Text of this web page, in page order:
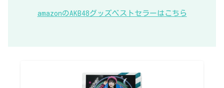
amazonのAKB48グッズベストセラーはこちら